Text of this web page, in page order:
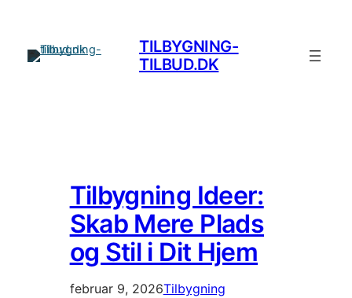
indhold
TILBYGNING-
TILBUD.DK
Tilbygning Ideer:
Skab Mere Plads
og Stil i Dit Hjem
februar 9, 2026Tilbygning